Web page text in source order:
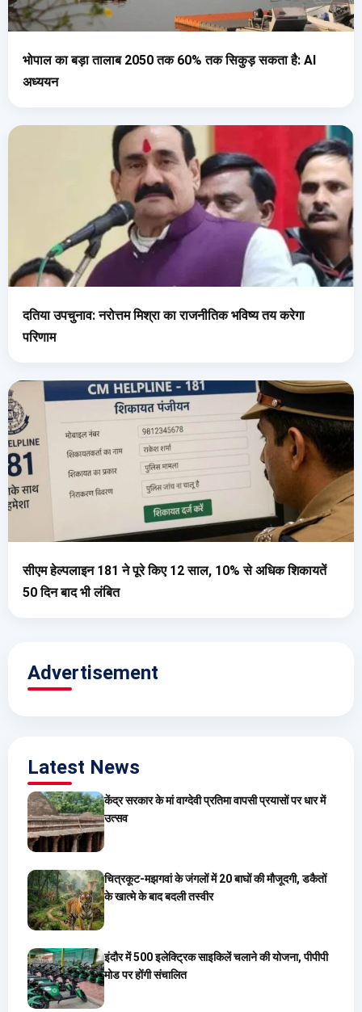
भोपाल का बड़ा तालाब 2050 तक 60% तक सिकुड़ सकता है: AI
अध्ययन
दतिया उपचुनाव: नरोत्तम मिश्रा का राजनीतिक भविष्य तय करेगा
परिणाम
सीएम हेल्पलाइन 181 ने पूरे किए 12 साल, 10% से अधिक शिकायतें
50 दिन बाद भी लंबित
Advertisement
Latest News
केंद्र सरकार के मां वाग्देवी प्रतिमा वापसी प्रयासों पर धार में
उत्सव
चित्रकूट-मझगवां के जंगलों में 20 बाघों की मौजूदगी, डकैतों
के खात्मे के बाद बदली तस्वीर
इंदौर में 500 इलेक्ट्रिक साइकिलें चलाने की योजना, पीपीपी
मोड पर होंगी संचालित